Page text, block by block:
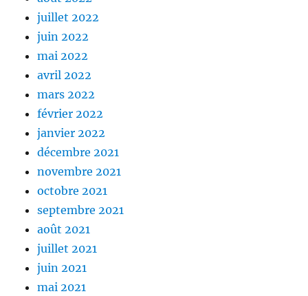
juillet 2022
juin 2022
mai 2022
avril 2022
mars 2022
février 2022
janvier 2022
décembre 2021
novembre 2021
octobre 2021
septembre 2021
août 2021
juillet 2021
juin 2021
mai 2021